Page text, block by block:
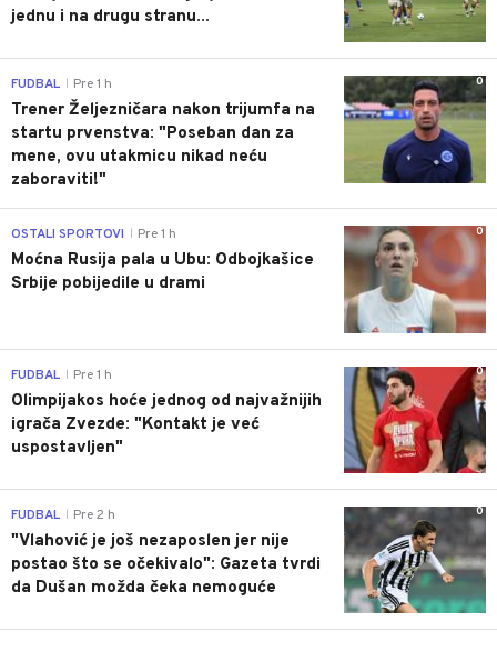
jednu i na drugu stranu...
0
FUDBAL Pre 1 h
Trener Željezničara nakon trijumfa na
startu prvenstva: "Poseban dan za
mene, ovu utakmicu nikad neću
zaboraviti!"
0
OSTALI SPORTOVI Pre 1 h
Moćna Rusija pala u Ubu: Odbojkašice
Srbije pobijedile u drami
0
FUDBAL Pre 1 h
Olimpijakos hoće jednog od najvažnijih
igrača Zvezde: "Kontakt je već
uspostavljen"
0
FUDBAL Pre 2 h
"Vlahović je još nezaposlen jer nije
postao što se očekivalo": Gazeta tvrdi
da Dušan možda čeka nemoguće